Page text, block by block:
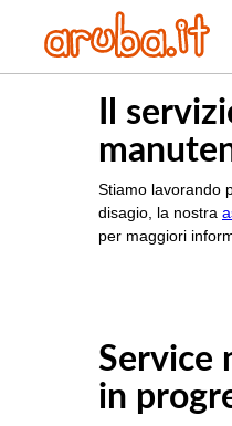
Il
Stiamo lavorando
disagio, la nostra
per maggiori
Service
in